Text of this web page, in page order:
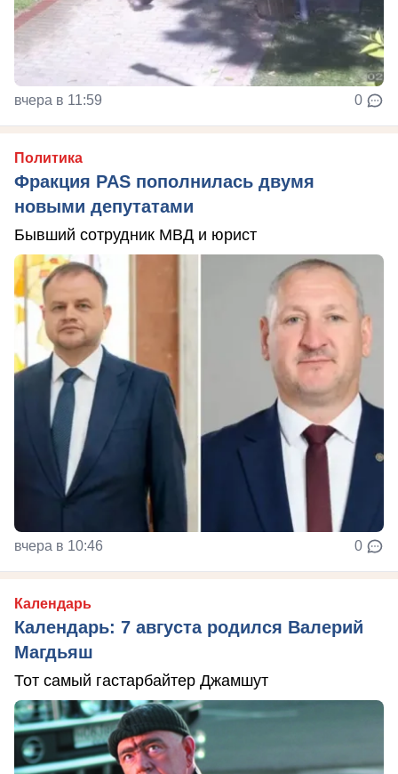
вчера в 11:59 0
Политика
Фракция PAS пополнилась двумя
новыми депутатами
Бывший сотрудник МВД и юрист
вчера в 10:46 0
Календарь
Календарь: 7 августа родился Валерий
Магдьяш
Тот самый гастарбайтер Джамшут